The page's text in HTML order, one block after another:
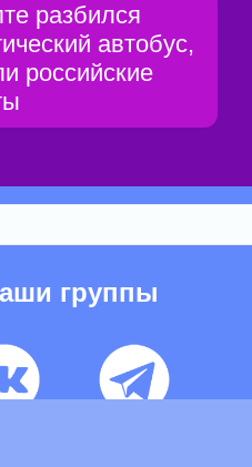
разбился
автобус,
российские
группы